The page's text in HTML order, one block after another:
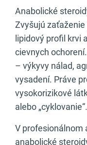
Anabolické
Zvyšujú
lipidový profil krvi
cievnych
– výkyvy nálad,
vysadení. Práve
vysokorizikové
alebo „cyklovanie“.
V profesionálnom
anabolické